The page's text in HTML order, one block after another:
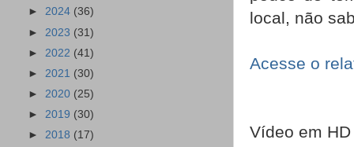
local, não
Acesse o
Vídeo em HD
► 2024 (36)
► 2023 (31)
► 2022 (41)
► 2021 (30)
► 2020 (25)
► 2019 (30)
► 2018 (17)